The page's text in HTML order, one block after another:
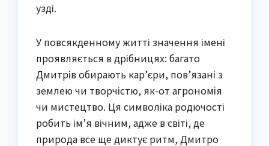
узді.
У повсякденному житті значення імені
проявляється в дрібницях: багато
Дмитрів обирають кар’єри, пов’язані з
землею чи творчістю, як-от агрономія
чи мистецтво. Ця символіка родючості
робить ім’я вічним, адже в світі, де
природа все ще диктує ритм, Дмитро